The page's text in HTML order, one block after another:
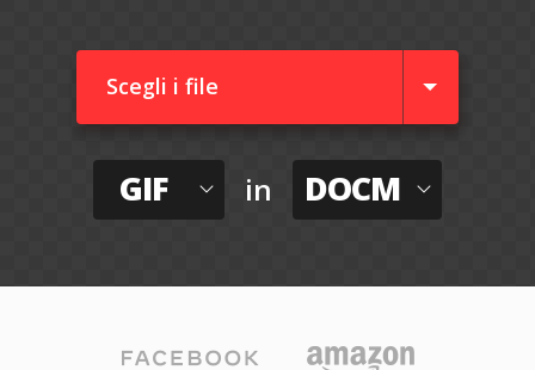
Scegli i file
GIF in DOCM